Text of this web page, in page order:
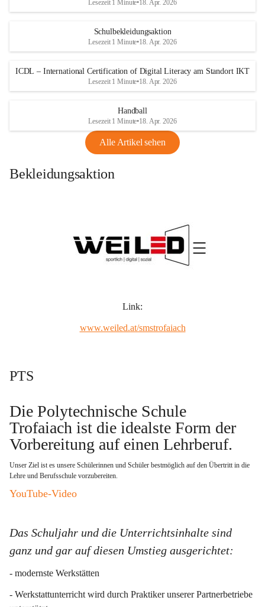
Lesezeit 1 Minute•18. Apr. 2026
Schulbekleidungsaktion
Lesezeit 1 Minute•18. Apr. 2026
ICDL – International Certification of Digital Literacy am Standort IKT
Lesezeit 1 Minute•18. Apr. 2026
Handball
Lesezeit 1 Minute•18. Apr. 2026
Alle Artikel sehen
Bekleidungsaktion
Link:
www.weiled.at/smstrofaiach
PTS
Die Polytechnische Schule
Trofaiach ist die idealste Form der
Vorbereitung auf einen Lehrberuf.
Unser Ziel ist es unsere Schülerinnen und Schüler bestmöglich auf den Übertritt in die
Lehre und Berufsschule vorzubereiten.
YouTube-Video
Das Schuljahr und die Unterrichtsinhalte sind
ganz und gar auf diesen Umstieg ausgerichtet:
- modernste Werkstätten
- Werkstattunterricht wird durch Praktiker unserer Partnerbetriebe